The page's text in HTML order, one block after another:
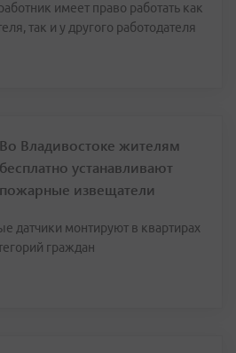
имеет право работать как
так и у другого работодателя
Во Владивостоке жителям
бесплатно устанавливают
пожарные извещатели
датчики монтируют в квартирах
граждан